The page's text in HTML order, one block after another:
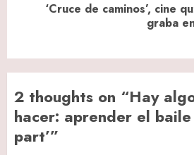
‘Cruce de caminos’, cine
graba
2 thoughts on “Hay
hacer: aprender el
part’”